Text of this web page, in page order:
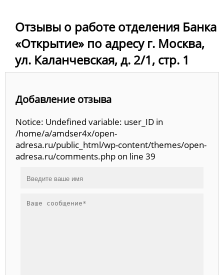
Отзывы о работе отделения Банка
«Открытие» по адресу г. Москва,
ул. Каланчевская, д. 2/1, стр. 1
Добавление отзыва
Notice: Undefined variable: user_ID in
/home/a/amdser4x/open-
adresa.ru/public_html/wp-content/themes/open-
adresa.ru/comments.php on line 39